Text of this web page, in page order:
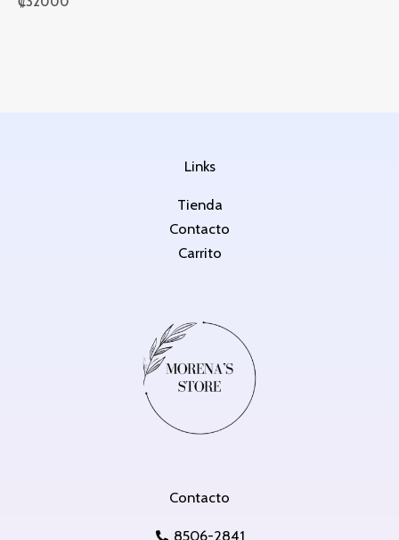
Contacto
8506-2841
Links
Tienda
Contacto
Carrito